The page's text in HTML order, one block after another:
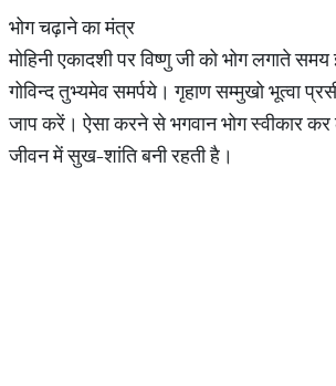
भोग चढ़ाने का मंत्र
मोहिनी एकादशी पर विष्णु जी को भोग लगाते
गोविन्द तुभ्यमेव समर्पये। गृहाण सम्मुखो भूत्वा
जाप करें। ऐसा करने से भगवान भोग स्वीकार
जीवन में सुख-शांति बनी रहती है।